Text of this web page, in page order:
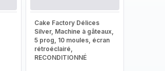
Cake Factory Délices
Silver, Machine à gâteaux,
5 prog, 10 moules, écran
rétroéclairé,
RECONDITIONNÉ